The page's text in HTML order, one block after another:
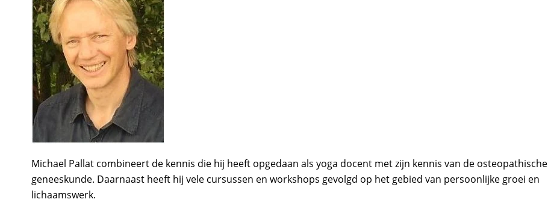
Michael Pallat combineert de kennis die hij heeft opgedaan als yoga docent met zijn kennis van de osteopathische
geneeskunde. Daarnaast heeft hij vele cursussen en workshops gevolgd op het gebied van persoonlijke groei en
lichaamswerk.